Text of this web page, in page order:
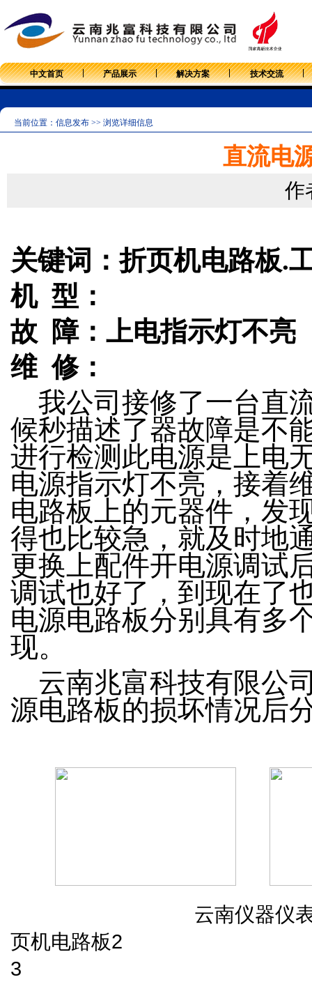
中文首页 产品展示 解决方案 技术交流
当前位置：信息发布 >> 浏览详细信息
直流电
作
关键词：折页机电路板.
机 型：
故 障：上电指示灯不亮
维 修：
我公司接修了一台直
候秒描述了器故障是不
进行检测此电源是上电
电源指示灯不亮，接着
电路板上的元器件，发
得也比较急，就及时地
更换上配件开电源调试
调试也好了，到现在了
电源电路板分别具有多
现。
云南兆富科技有限公
源电路板的损坏情况后
云南仪
页机电路板
3